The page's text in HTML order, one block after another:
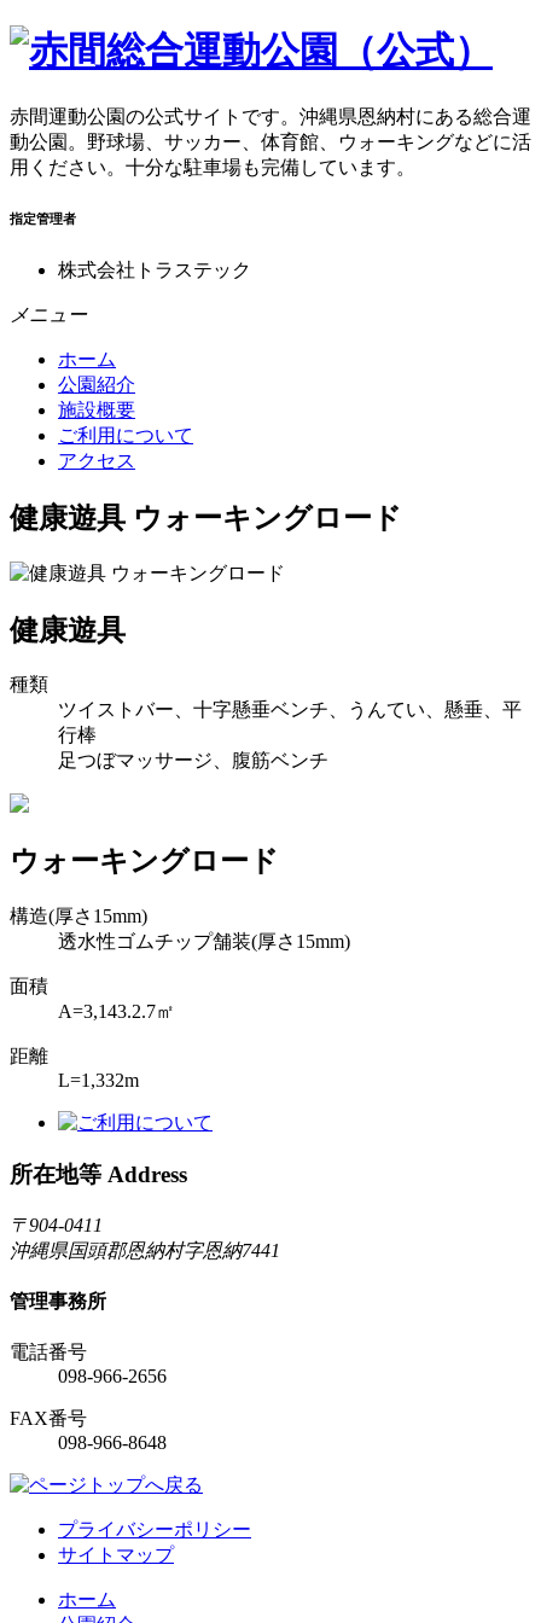
赤間運動公園の公式サイトです。沖縄県恩納村にある総合運
動公園。野球場、サッカー、体育館、ウォーキングなどに活
用ください。十分な駐車場も完備しています。
指定管理者
株式会社トラステック
メニュー
ホーム
公園紹介
施設概要
ご利用について
アクセス
健康遊具 ウォーキングロード
健康遊具
種類
ツイストバー、十字懸垂ベンチ、うんてい、懸垂、平
行棒
足つぼマッサージ、腹筋ベンチ
ウォーキングロード
構造(厚さ15mm)
透水性ゴムチップ舗装(厚さ15mm)
面積
A=3,143.2.7㎡
距離
L=1,332m
所在地等 Address
〒904-0411
沖縄県国頭郡恩納村字恩納7441
管理事務所
電話番号
098-966-2656
FAX番号
098-966-8648
プライバシーポリシー
サイトマップ
ホーム